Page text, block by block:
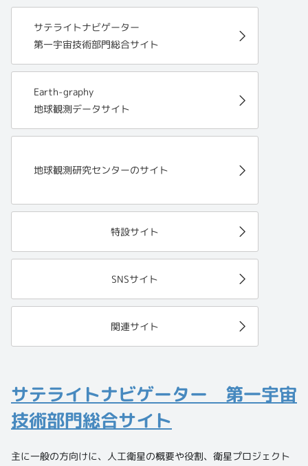
サテライトナビゲーター
第一宇宙技術部門総合サイト
Earth-graphy
地球観測データサイト
地球観測研究センターのサイト
特設サイト
SNSサイト
関連サイト
サテライトナビゲーター 第一宇宙
技術部門総合サイト
主に一般の方向けに、人工衛星の概要や役割、衛星プロジェクト